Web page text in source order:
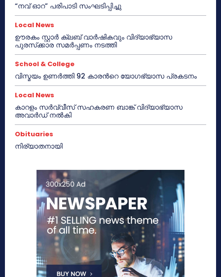
“നവ് ഓറ” പരിപാടി സംഘടിപ്പിച്ചു
Local News
ഊരകം സ്റ്റാർ ക്ലബ് വാർഷികവും വിദ്യാഭ്യാസ
പുരസ്‌ക്കാര സമർപ്പണം നടത്തി
School & College
വിസ്മയം ഉണർത്തി 92 കാരൻറെ യോഗഭ്യാസ പ്രകടനം
Local News
കാറളം സർവ്വീസ് സഹകരണ ബാങ്ക് വിദ്യാഭ്യാസ
അവാർഡ് നൽകി
Obituaries
നിര്യാതനായി